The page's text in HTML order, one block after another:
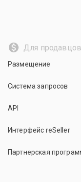
Для продавцов
Размещение
Система запросов
API
Интерфейс reSeller
Партнерская